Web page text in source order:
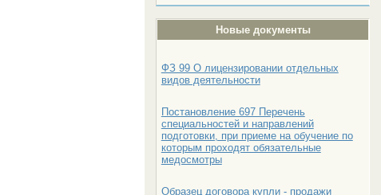
Новые документы
ФЗ 99 О лицензировании отдельных
видов деятельности
Постановление 697 Перечень
специальностей и направлений
подготовки, при приеме на обучение по
которым проходят обязательные
медосмотры
Образец договора купли - продажи